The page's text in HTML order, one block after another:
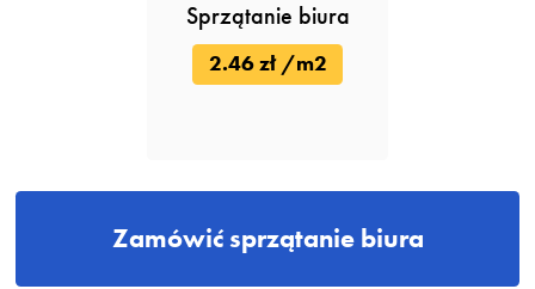
Sprzątanie biura
2.46 zł /m2
Zamówić sprzątanie biura